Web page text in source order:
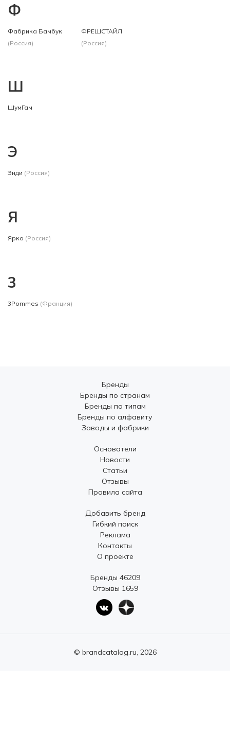
Ф
Фабрика Бамбук
(Россия)
ФРЕШСТАЙЛ
(Россия)
Ш
ШумГам
Э
Энди (Россия)
Я
Ярко (Россия)
3
3Pommes (Франция)
Бренды
Бренды по странам
Бренды по типам
Бренды по алфавиту
Заводы и фабрики
Основатели
Новости
Статьи
Отзывы
Правила сайта
Добавить бренд
Гибкий поиск
Реклама
Контакты
О проекте
Бренды 46209
Отзывы 1659
© brandcatalog.ru, 2026